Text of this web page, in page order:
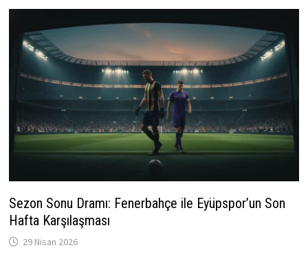
Sezon Sonu Dramı: Fenerbahçe ile Eyüpspor’un Son
Hafta Karşılaşması
29 Nisan 2026